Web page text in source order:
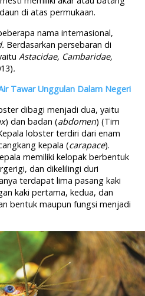
di atas permukaan.
nama internasional,
Berdasarkan persebaran di
Astacidae, Cambaridae,
.
Tawar Unggulan Dalam Negeri
dibagi menjadi dua, yaitu
x) dan badan (abdomen) (Tim
lobster terdiri dari enam
kepala (carapace).
memiliki kelopak berbentuk
dan dikelilingi duri
terdapat lima pasang kaki
kaki pertama, kedua, dan
bentuk maupun fungsi menjadi